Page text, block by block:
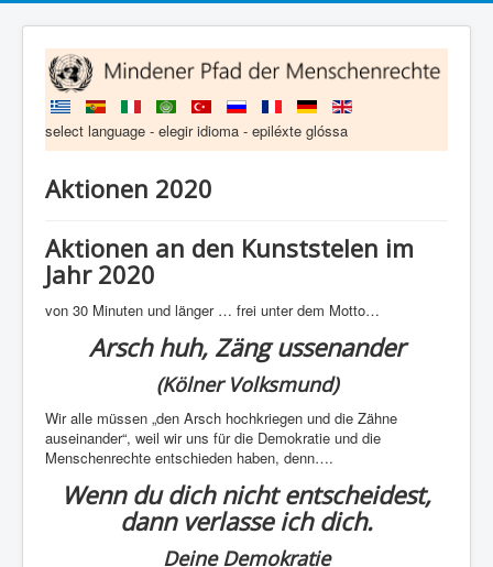
select language - elegir idioma - epiléxte glóssa
Aktionen 2020
Aktionen an den Kunststelen im
Jahr 2020
von 30 Minuten und länger … frei unter dem Motto…
Arsch huh, Zäng ussenander
(Kölner Volksmund)
Wir alle müssen „den Arsch hochkriegen und die Zähne
auseinander“, weil wir uns für die Demokratie und die
Menschenrechte entschieden haben, denn….
Wenn du dich nicht entscheidest,
dann verlasse ich dich.
Deine Demokratie